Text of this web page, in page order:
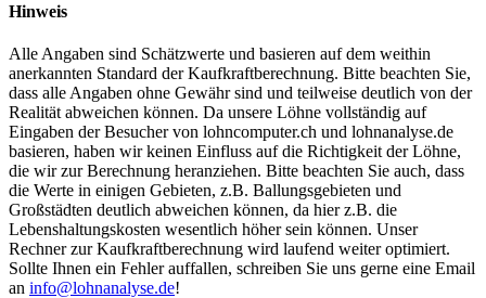
Hinweis
Alle Angaben sind Schätzwerte und basieren auf dem weithin
anerkannten Standard der Kaufkraftberechnung. Bitte beachten Sie,
dass alle Angaben ohne Gewähr sind und teilweise deutlich von der
Realität abweichen können. Da unsere Löhne vollständig auf
Eingaben der Besucher von lohncomputer.ch und lohnanalyse.de
basieren, haben wir keinen Einfluss auf die Richtigkeit der Löhne,
die wir zur Berechnung heranziehen. Bitte beachten Sie auch, dass
die Werte in einigen Gebieten, z.B. Ballungsgebieten und
Großstädten deutlich abweichen können, da hier z.B. die
Lebenshaltungskosten wesentlich höher sein können. Unser
Rechner zur Kaufkraftberechnung wird laufend weiter optimiert.
Sollte Ihnen ein Fehler auffallen, schreiben Sie uns gerne eine Email
an info@lohnanalyse.de!